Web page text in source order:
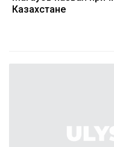
Казахстане